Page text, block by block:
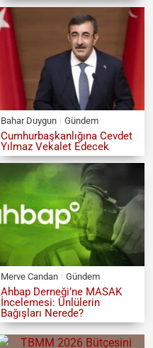
Bahar Duygun Gündem
Cumhurbaşkanlığına Cevdet
Yılmaz Vekalet Edecek
Merve Candan Gündem
Ahbap Derneği’ne MASAK
İncelemesi: Ünlülerin
Bağışları Nerede?